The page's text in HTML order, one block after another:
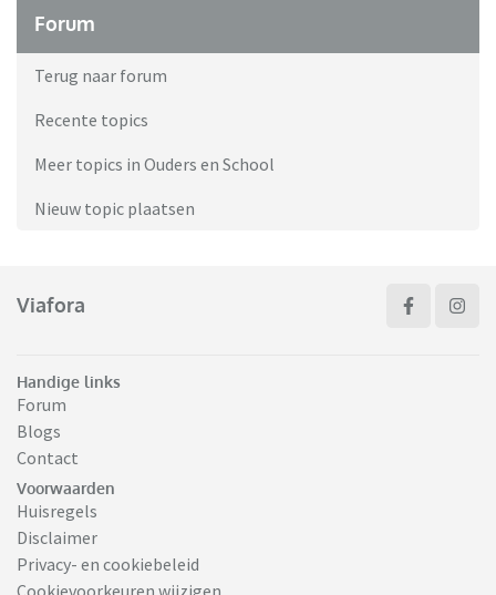
Forum
Terug naar forum
Recente topics
Meer topics in Ouders en School
Nieuw topic plaatsen
Viafora
Handige links
Forum
Blogs
Contact
Voorwaarden
Huisregels
Disclaimer
Privacy- en cookiebeleid
Cookievoorkeuren wijzigen